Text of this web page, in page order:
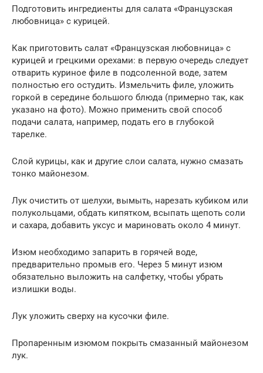
Подготовить ингредиенты для салата «Французская
любовница» с курицей.
Как приготовить салат «Французская любовница» с
курицей и грецкими орехами: в первую очередь следует
отварить куриное филе в подсоленной воде, затем
полностью его остудить. Измельчить филе, уложить
горкой в середине большого блюда (примерно так, как
указано на фото). Можно применить свой способ
подачи салата, например, подать его в глубокой
тарелке.
Слой курицы, как и другие слои салата, нужно смазать
тонко майонезом.
Лук очистить от шелухи, вымыть, нарезать кубиком или
полукольцами, обдать кипятком, всыпать щепоть соли
и сахара, добавить уксус и мариновать около 4 минут.
Изюм необходимо запарить в горячей воде,
предварительно промыв его. Через 5 минут изюм
обязательно выложить на салфетку, чтобы убрать
излишки воды.
Лук уложить сверху на кусочки филе.
Пропаренным изюмом покрыть смазанный майонезом
лук.